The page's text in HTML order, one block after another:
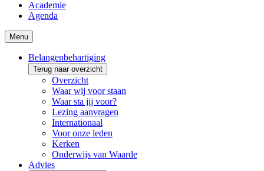
Academie
Agenda
Menu
Belangenbehartiging
Terug naar overzicht
Overzicht
Waar wij voor staan
Waar sta jij voor?
Lezing aanvragen
Internationaal
Voor onze leden
Kerken
Onderwijs van Waarde
Advies